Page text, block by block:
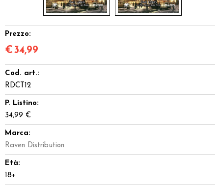
Prezzo:
€34,99
Cod. art.:
RDCT12
P. Listino:
34,99 €
Marca:
Raven Distribution
Età:
18+